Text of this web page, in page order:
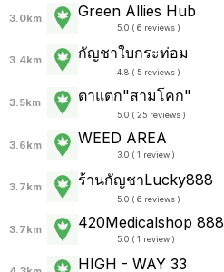
3.0km Green Allies Hub
5.0 ( 6 reviews )
3.4km กัญชาใบกระท่อม
4.8 ( 5 reviews )
3.5km ตาแตก"สามโคก"
5.0 ( 25 reviews )
3.6km WEED AREA
3.0 ( 1 review )
3.7km ร้านกัญชาLucky888
5.0 ( 6 reviews )
3.7km 420Medicalshop 888
5.0 ( 1 review )
HIGH - WAY 33